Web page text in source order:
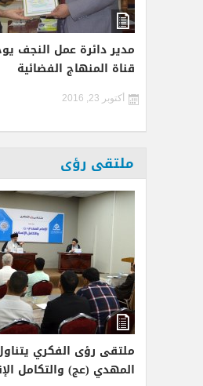
مدير دائرة عمل النجف
قناة المنهاج الفضائية
أكتوبر 23, 2016
ملتقى رؤى
ملتقى رؤى الفكري
المهدي (عج) والتكامل